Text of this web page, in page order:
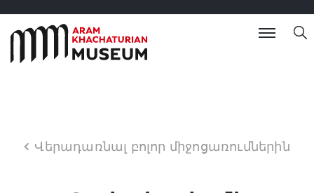
Վերադառնալ բոլոր միջոցառումներին